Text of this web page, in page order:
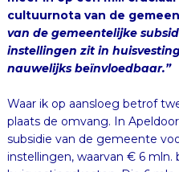
cultuurnota van de
nauwelijks beïnvloedbaar.”
Waar ik op aansloeg betrof
plaats de omvang. In
subsidie van de gemeente
instellingen, waarvan €
huisvestingskosten. Die 6
diezelfde gemeente, die de
vind een huisvestingslast van
een percentage dat ergens